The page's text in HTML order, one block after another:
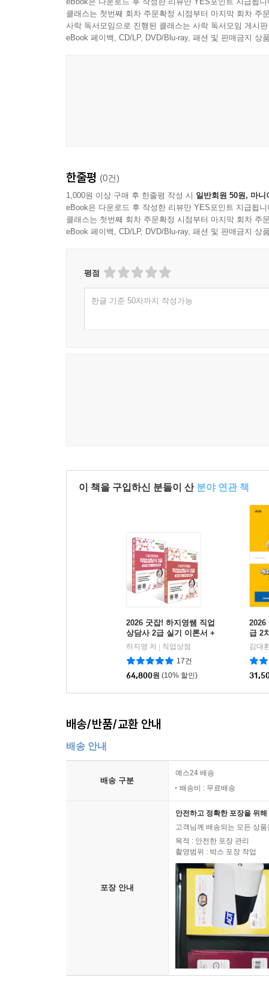
클래스는 첫번째 회차 주문확정 시점부터 마지막 회차 주
사락 독서모임으로 진행된 클래스는 사락 독서모임 게시
eBook 페이백, CD/LP, DVD/Blu-ray, 패션 및 판매금지 상
한줄평 (0건)
1,000원 이상 구매 후 한줄평 작성 시 일반회원 50원, 마니
eBook은 다운로드 후 작성한 리뷰만 YES포인트 지급됩니
클래스는 첫번째 회차 주문확정 시점부터 마지막 회차 주
eBook 페이백, CD/LP, DVD/Blu-ray, 패션 및 판매금지 상
평점
한글 기준 50자까지 작성가능
이 책을 구입하신 분들이 산 분야 연관 책
2026 굿잡! 하지영쌤 직업
상담사 2급 실기 이론서 +
기출문제 세트
하지영 저
직업상점
17건
64,800원 (10% 할인)
2026
급 2
김대
배송/반품/교환 안내
배송 안내
배송 구분
예스24 배송
배송비 : 무료배송
포장 안내
안전하고 정확한 포장을 위
고객님께 배송되는 모든 상
목적 : 안전한 포장 관리
촬영범위 : 박스 포장 작업